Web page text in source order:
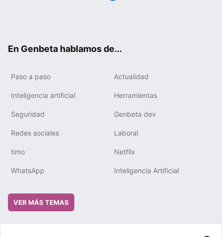
En Genbeta hablamos de...
Paso a paso Actualidad
Inteligencia artificial Herramientas
Seguridad Genbeta dev
Redes sociales Laboral
timo Netflix
WhatsApp Inteligencia Artificial
VER MÁS TEMAS